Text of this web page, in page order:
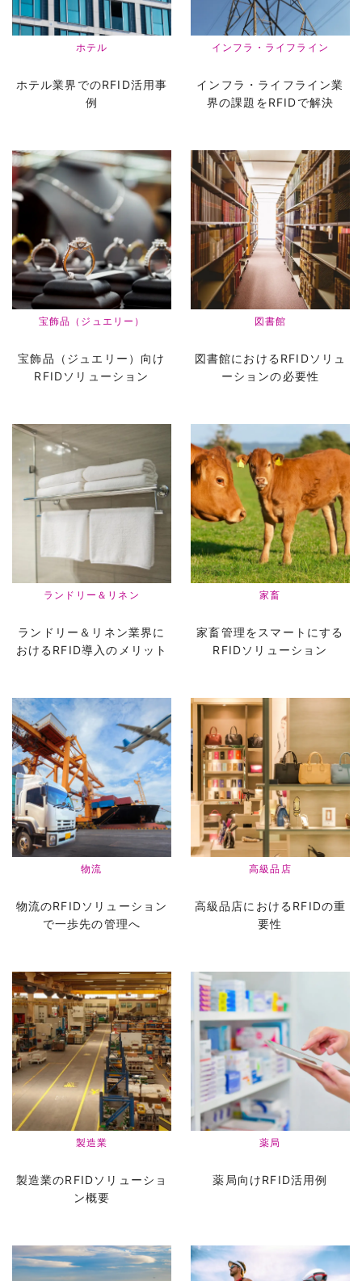
ホテル
ホテル業界でのRFID活用事
例
インフラ・ライフライン
インフラ・ライフライン業
界の課題をRFIDで解決
宝飾品（ジュエリー）
宝飾品（ジュエリー）向け
RFIDソリューション
図書館
図書館におけるRFIDソリュ
ーションの必要性
ランドリー＆リネン
ランドリー＆リネン業界に
おけるRFID導入のメリット
家畜
家畜管理をスマートにする
RFIDソリューション
物流
物流のRFIDソリューション
で一歩先の管理へ
高級品店
高級品店におけるRFIDの重
要性
製造業
製造業のRFIDソリューショ
ン概要
薬局
薬局向けRFID活用例